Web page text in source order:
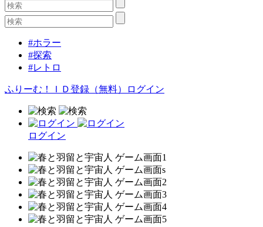
#ホラー
#探索
#レトロ
ふりーむ！ＩＤ登録（無料） ログイン
ログイン